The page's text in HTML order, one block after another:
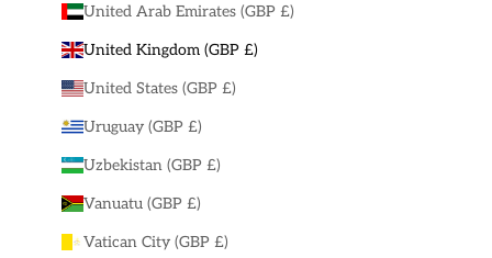
United Arab Emirates (GBP £)
United Kingdom (GBP £)
United States (GBP £)
Uruguay (GBP £)
Uzbekistan (GBP £)
Vanuatu (GBP £)
Vatican City (GBP £)